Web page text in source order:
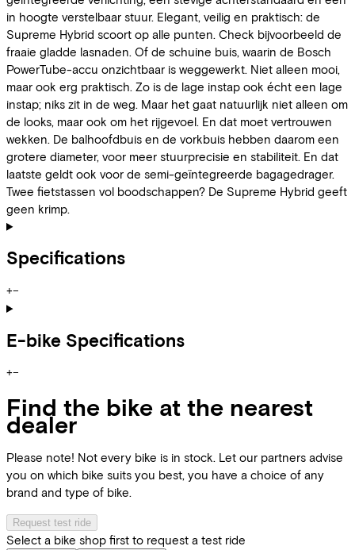
in hoogte verstelbaar stuur. Elegant, veilig en praktisch: de
Supreme Hybrid scoort op alle punten. Check bijvoorbeeld de
fraaie gladde lasnaden. Of de schuine buis, waarin de Bosch
PowerTube-accu onzichtbaar is weggewerkt. Niet alleen mooi,
maar ook erg praktisch. Zo is de lage instap ook écht een lage
instap; niks zit in de weg. Maar het gaat natuurlijk niet alleen om
de looks, maar ook om het rijgevoel. En dat moet vertrouwen
wekken. De balhoofdbuis en de vorkbuis hebben daarom een
grotere diameter, voor meer stuurprecisie en stabiliteit. En dat
laatste geldt ook voor de semi-geïntegreerde bagagedrager.
Twee fietstassen vol boodschappen? De Supreme Hybrid geeft
geen krimp.
Specifications
+−
E-bike Specifications
+−
Find the bike at the nearest
dealer
Please note! Not every bike is in stock. Let our partners advise
you on which bike suits you best, you have a choice of any
brand and type of bike.
Request test ride
Select a bike shop first to request a test ride